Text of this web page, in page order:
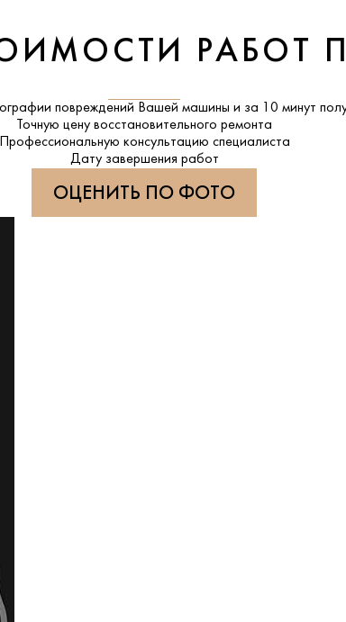
РАБОТ
повреждений Вашей машины и за 10 минут
Точную цену восстановительного ремонта
Профессиональную консультацию специалиста
Дату завершения работ
ОЦЕНИТЬ ПО ФОТО